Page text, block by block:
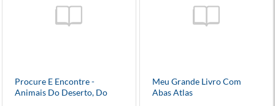
Procure E Encontre -
Animais Do Deserto, Do
Meu Grande Livro Com
Abas Atlas